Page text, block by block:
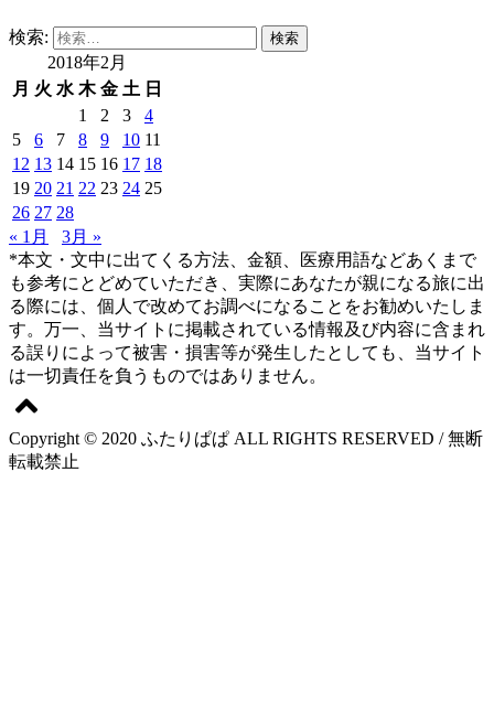
検索:
2018年2月
月 火 水 木 金 土 日
1
2 3
4
5
6 7 8 9 10 11
12 13 14 15 16 17 18
19 20 21 22 23 24 25
26 27 28
« 1月
3月 »
*本文・文中に出てくる方法、金額、医療用語などあくまで
も参考にとどめていただき、実際にあなたが親になる旅に出
る際には、個人で改めてお調べになることをお勧めいたしま
す。万一、当サイトに掲載されている情報及び内容に含まれ
る誤りによって被害・損害等が発生したとしても、当サイト
は一切責任を負うものではありません。
Copyright © 2020 ふたりぱぱ ALL RIGHTS RESERVED / 無断
転載禁止